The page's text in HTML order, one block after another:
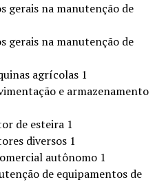
gerais na manutenção de
gerais na manutenção de
agrícolas 1
e armazenamento
de esteira 1
diversos 1
autônomo 1
de equipamentos de